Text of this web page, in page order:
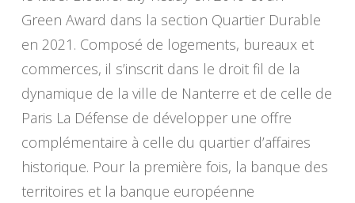
Green Award dans la section Quartier Durable
en 2021. Composé de logements, bureaux et
commerces, il s’inscrit dans le droit fil de la
dynamique de la ville de Nanterre et de celle de
Paris La Défense de développer une offre
complémentaire à celle du quartier d’affaires
historique. Pour la première fois, la banque des
territoires et la banque européenne